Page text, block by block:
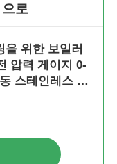
로
을 위한 보일러
압력 게이지 0-
스테인레스 스